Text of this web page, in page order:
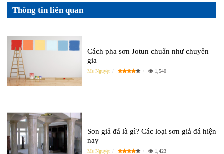
Thông tin liên quan
Cách pha sơn Jotun chuẩn như chuyên
gia
Ms Nguyệt 1,540
Sơn giả đá là gì? Các loại sơn giả đá hiện
nay
Ms Nguyệt 1,423